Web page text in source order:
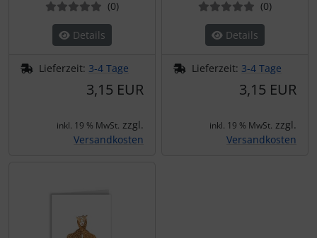
(0Bewertungen
)
Details
Lieferzeit: 3-4 Tage
3,15 EUR
inkl. 19 % MwSt. zzgl.
Versandkosten
(0)
Details
Lieferzeit: 3-4 Tage
3,15 EUR
inkl. 19 % MwSt. zzgl.
Versandkosten